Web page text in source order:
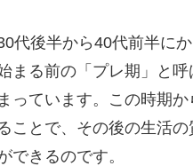
代後半から40代前半に
まる前の「プレ期」と呼
っています。この時期か
ことで、その後の生活の
できるのです。